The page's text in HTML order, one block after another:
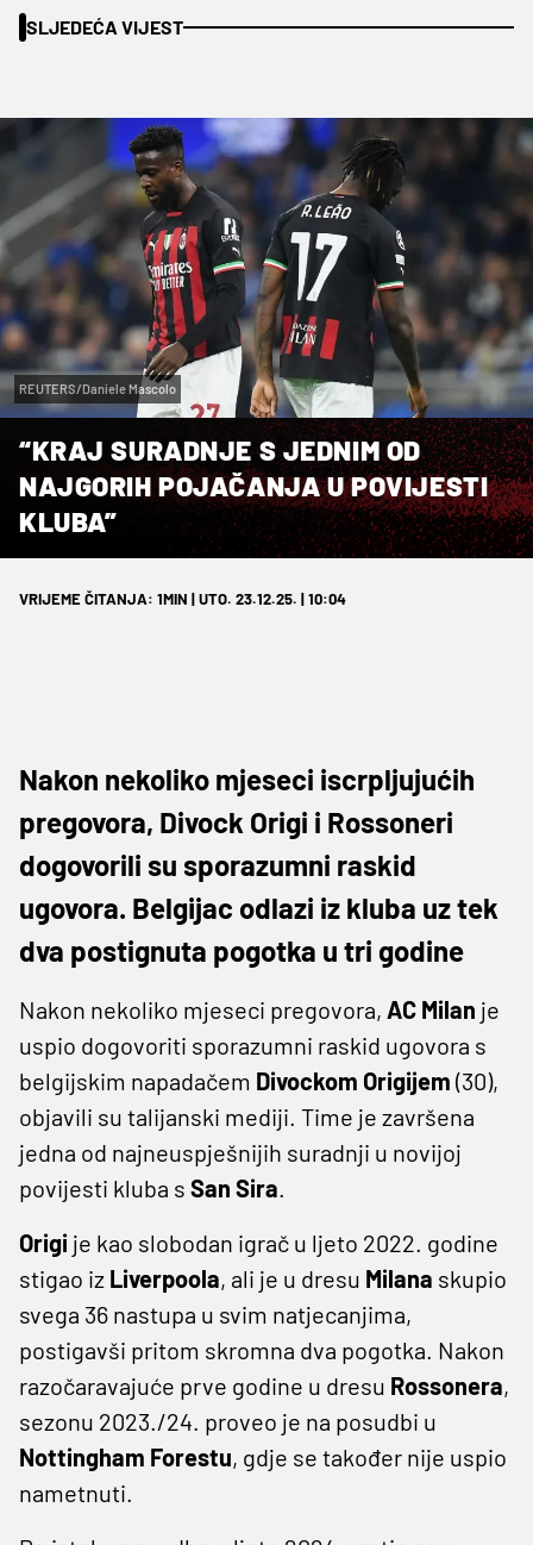
SLJEDEĆA VIJEST
REUTERS/Daniele Mascolo
“KRAJ SURADNJE S JEDNIM OD
NAJGORIH POJAČANJA U POVIJESTI
KLUBA”
VRIJEME ČITANJA: 1MIN | UTO. 23.12.25. | 10:04
Nakon nekoliko mjeseci iscrpljujućih
pregovora, Divock Origi i Rossoneri
dogovorili su sporazumni raskid
ugovora. Belgijac odlazi iz kluba uz tek
dva postignuta pogotka u tri godine
Nakon nekoliko mjeseci pregovora, AC Milan je
uspio dogovoriti sporazumni raskid ugovora s
belgijskim napadačem Divockom Origijem (30),
objavili su talijanski mediji. Time je završena
jedna od najneuspješnijih suradnji u novijoj
povijesti kluba s San Sira.
Origi je kao slobodan igrač u ljeto 2022. godine
stigao iz Liverpoola, ali je u dresu Milana skupio
svega 36 nastupa u svim natjecanjima,
postigavši pritom skromna dva pogotka. Nakon
razočaravajuće prve godine u dresu Rossonera,
sezonu 2023./24. proveo je na posudbi u
Nottingham Forestu, gdje se također nije uspio
nametnuti.